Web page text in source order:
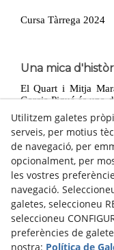
Cursa Tàrrega 2024
Una mica
El Quart i Mitja
Garcia Piqué és una
durant la primera
començar a
Marató (10,5 km)
recorregut de la
morir
fundador i
cursa es convertí a
un petit homenatge
l’atletisme de fons
la distància del
nom a la cursa, que
de Tàrrega .
Utilitzem galetes
serveis, per motius
de navegació, per
opcionalment, per
les vostres
navegació.
galetes, seleccioneu
seleccioneu
preferències de
nostra: Política de